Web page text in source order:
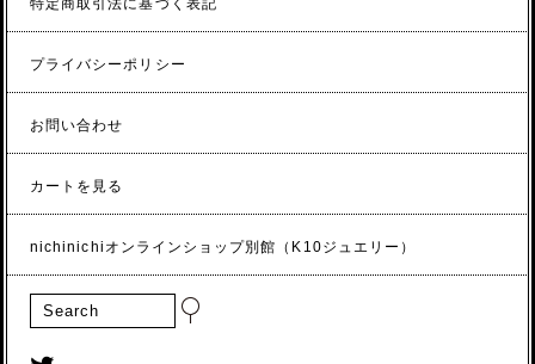
特定商取引法に基づく表記
プライバシーポリシー
お問い合わせ
カートを見る
nichinichiオンラインショップ別館（K10ジュエリー）